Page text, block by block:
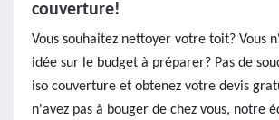
couverture!
Vous souhaitez nettoyer votre toit? Vous
idée sur le budget à préparer? Pas de
iso couverture et obtenez votre devis
n'avez pas à bouger de chez vous, notre